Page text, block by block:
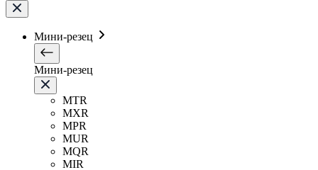
Мини-резец
Мини-резец
MTR
MXR
MPR
MUR
MQR
MIR